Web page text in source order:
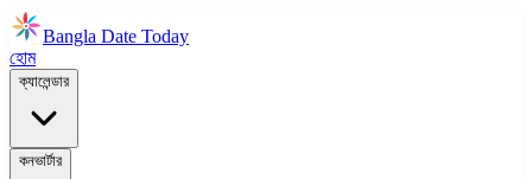
Bangla Date Today
হোম
ক্যালেন্ডার
কনভার্টার